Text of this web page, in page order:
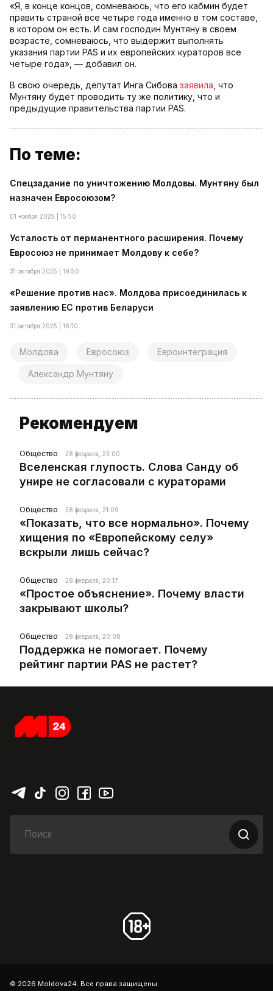
«Я, в конце концов, сомневаюсь, что его кабмин будет
править страной все четыре года именно в том составе,
в котором он есть. И сам господин Мунтяну в своем
возрасте, сомневаюсь, что выдержит выполнять
указания партии PAS и их европейских кураторов все
четыре года», — добавил он.
В свою очередь, депутат Инга Сибова заявила , что
Мунтяну будет проводить ту же политику, что и
предыдущие правительства партии PAS.
По теме:
Спецзадание по уничтожению Молдовы. Мунтяну был
назначен Евросоюзом?
01 ноября 2025 | 15:50
Усталость от перманентного расширения. Почему
Евросоюз не принимает Молдову к себе?
31 октября 2025 | 19:50
«Решение против нас». Молдова присоединилась к
заявлению ЕС против Беларуси
31 октября 2025 | 16:10
Молдова Евросоюз Евроинтеграция
Александр Мунтяну
Рекомендуем
Общество 28 февраля, 23:00
Вселенская глупость. Слова Санду об
унире не согласовали с кураторами
Общество 28 февраля, 21:09
«Показать, что все нормально». Почему
хищения по «Европейскому селу»
вскрыли лишь сейчас?
Общество 28 февраля, 20:17
«Простое объяснение». Почему власти
закрывают школы?
Общество 28 февраля, 20:08
Поддержка не помогает. Почему
рейтинг партии PAS не растет?
© 2026 Moldova24. Все права защищены.